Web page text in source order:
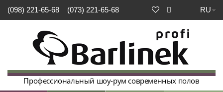
RU
(098) 221-65-68 (073) 221-65-68
Профессиональный шоу-рум современных полов